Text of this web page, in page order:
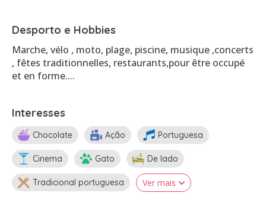
Desporto e Hobbies
Marche, vélo , moto, plage, piscine, musique ,concerts
, fêtes traditionnelles, restaurants,pour être occupé
et en forme....
Interesses
Chocolate Ação Portuguesa
Cinema Gato De lado
Tradicional portuguesa Ver mais